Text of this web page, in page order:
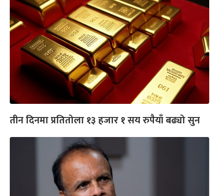
तीन दिनमा प्रतितोला १३ हजार १ सय रुपैयाँ बढ्यो सुन